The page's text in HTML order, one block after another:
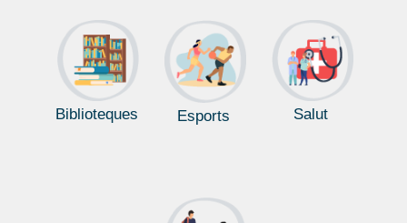
Biblioteques Esports Salut